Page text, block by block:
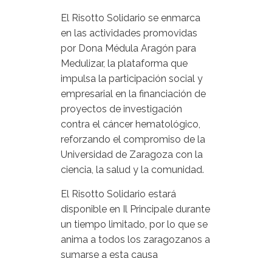
El Risotto Solidario se enmarca
en las actividades promovidas
por Dona Médula Aragón para
Medulizar, la plataforma que
impulsa la participación social y
empresarial en la financiación de
proyectos de investigación
contra el cáncer hematológico,
reforzando el compromiso de la
Universidad de Zaragoza con la
ciencia, la salud y la comunidad.
El Risotto Solidario estará
disponible en Il Principale durante
un tiempo limitado, por lo que se
anima a todos los zaragozanos a
sumarse a esta causa